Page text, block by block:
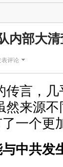
内部大
评论
传言，
来源
一个更
与中共发